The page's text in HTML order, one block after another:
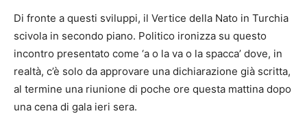
Di fronte a questi sviluppi, il Vertice della Nato in Turchia
scivola in secondo piano. Politico ironizza su questo
incontro presentato come ‘a o la va o la spacca’ dove, in
realtà, c’è solo da approvare una dichiarazione già scritta,
al termine una riunione di poche ore questa mattina dopo
una cena di gala ieri sera.